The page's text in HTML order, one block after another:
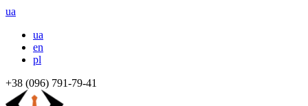
ua
ua
en
pl
+38 (096) 791-79-41